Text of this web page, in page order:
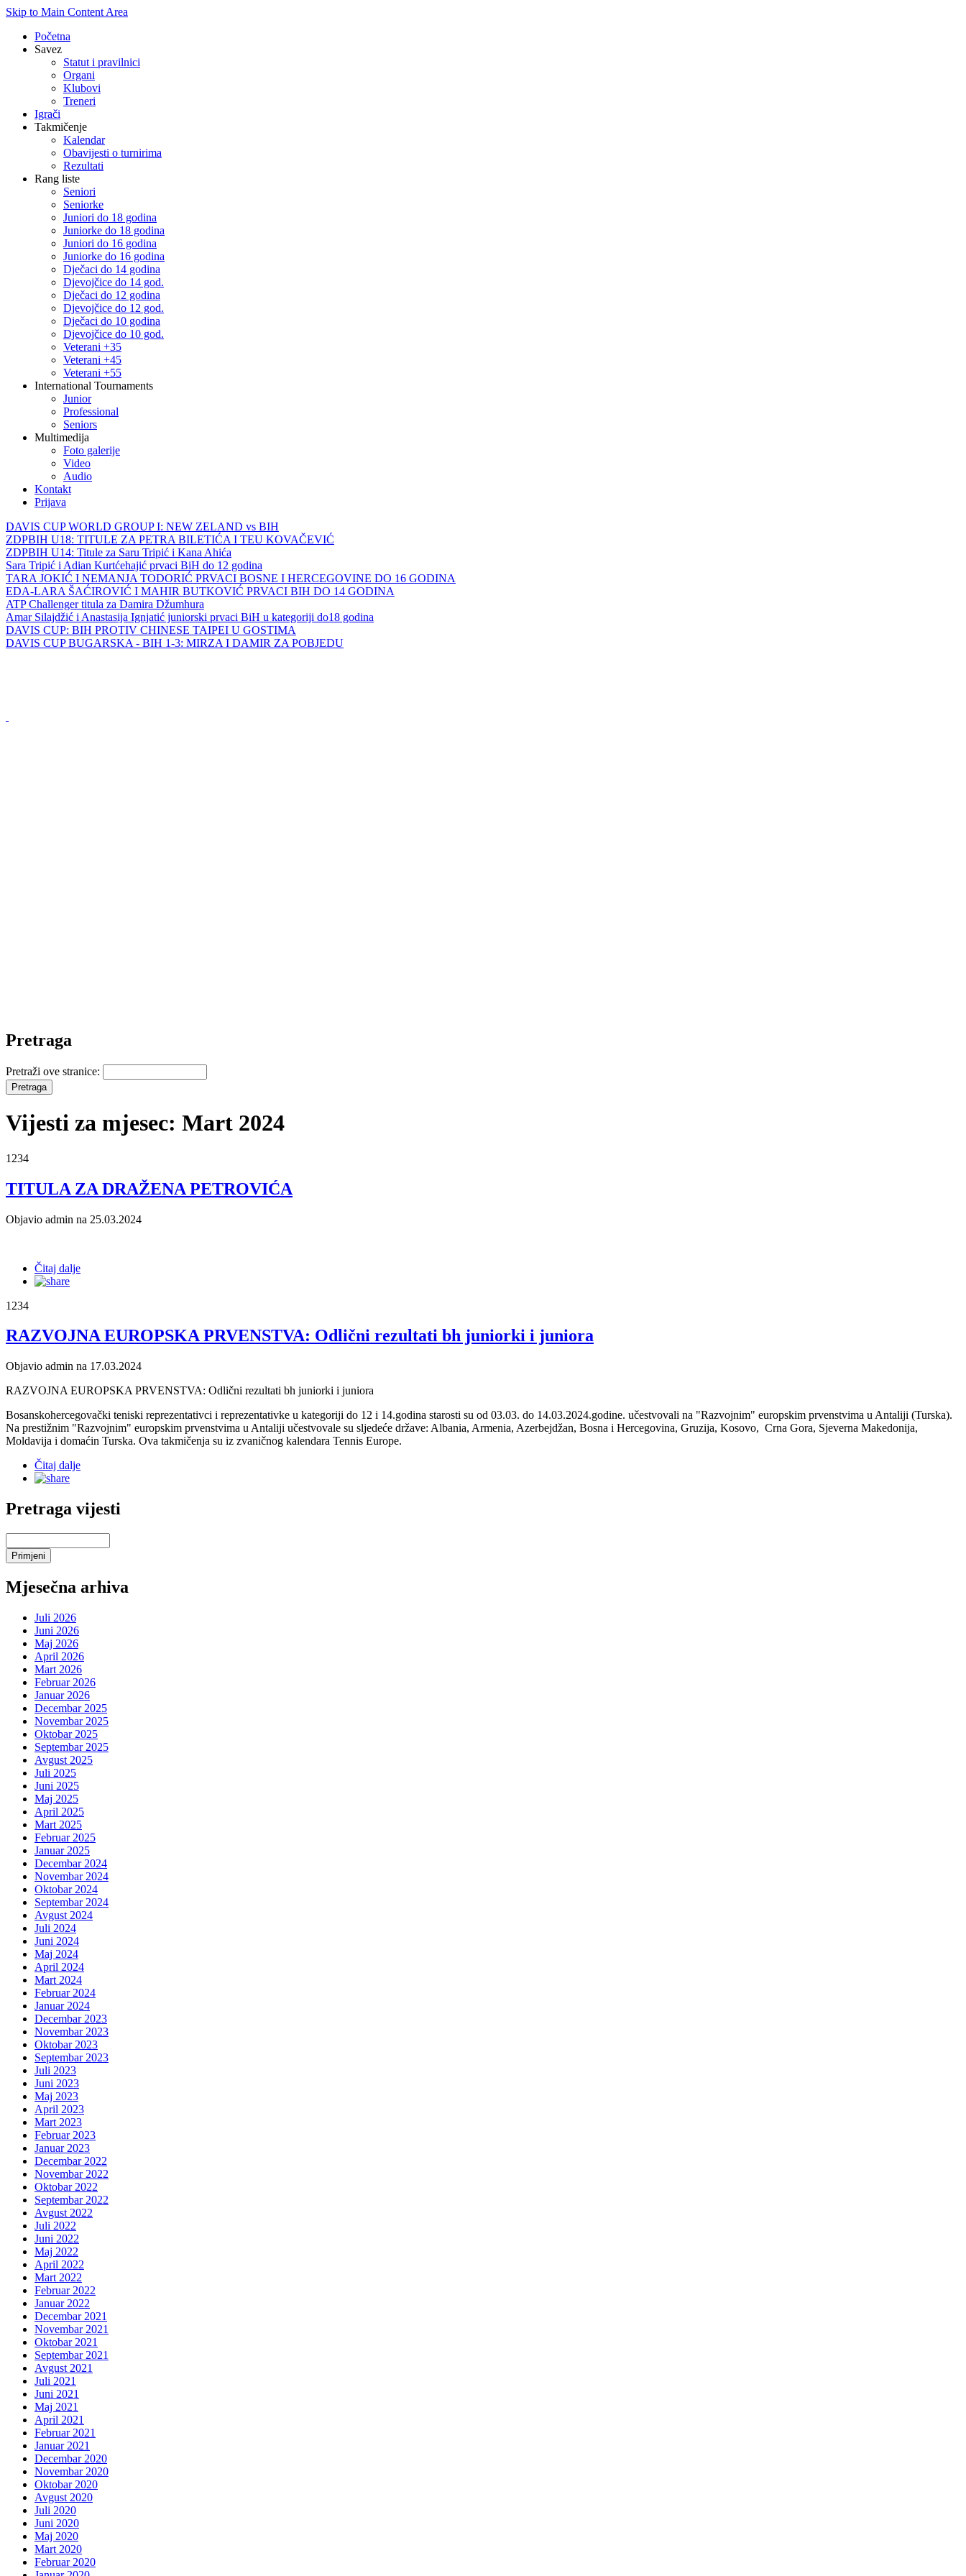
Skip to Main Content Area
Početna
Savez
Statut i pravilnici
Organi
Klubovi
Treneri
Igrači
Takmičenje
Kalendar
Obavijesti o turnirima
Rezultati
Rang liste
Seniori
Seniorke
Juniori do 18 godina
Juniorke do 18 godina
Juniori do 16 godina
Juniorke do 16 godina
Dječaci do 14 godina
Djevojčice do 14 god.
Dječaci do 12 godina
Djevojčice do 12 god.
Dječaci do 10 godina
Djevojčice do 10 god.
Veterani +35
Veterani +45
Veterani +55
International Tournaments
Junior
Professional
Seniors
Multimedija
Foto galerije
Video
Audio
Kontakt
Prijava
DAVIS CUP WORLD GROUP I: NEW ZELAND vs BIH
ZDPBIH U18: TITULE ZA PETRA BILETIĆA I TEU KOVAČEVIĆ
ZDPBIH U14: Titule za Saru Tripić i Kana Ahića
Sara Tripić i Adian Kurtćehajić prvaci BiH do 12 godina
TARA JOKIĆ I NEMANJA TODORIĆ PRVACI BOSNE I HERCEGOVINE DO 16 GODINA
EDA-LARA ŠAĆIROVIĆ I MAHIR BUTKOVIĆ PRVACI BIH DO 14 GODINA
ATP Challenger titula za Damira Džumhura
Amar Silajdžić i Anastasija Ignjatić juniorski prvaci BiH u kategoriji do18 godina
DAVIS CUP: BIH PROTIV CHINESE TAIPEI U GOSTIMA
DAVIS CUP BUGARSKA - BIH 1-3: MIRZA I DAMIR ZA POBJEDU
Pretraga
Pretraži ove stranice:
Vijesti za mjesec: Mart 2024
1234
TITULA ZA DRAŽENA PETROVIĆA
Objavio admin na 25.03.2024
Čitaj dalje
1234
RAZVOJNA EUROPSKA PRVENSTVA: Odlični rezultati bh juniorki i juniora
Objavio admin na 17.03.2024
RAZVOJNA EUROPSKA PRVENSTVA: Odlični rezultati bh juniorki i juniora
Bosanskohercegovački teniski reprezentativci i reprezentativke u kategoriji do 12 i 14.godina starosti su od 03.03. do 14.03.2024.godine. učestvovali na "Razvojnim" europskim prvenstvima u Antaliji (Turska).
Na prestižnim "Razvojnim" europskim prvenstvima u Antaliji učestvovale su sljedeće države: Albania, Armenia, Azerbejdžan, Bosna i Hercegovina, Gruzija, Kosovo, Crna Gora, Sjeverna Makedonija,
Moldavija i domaćin Turska. Ova takmičenja su iz zvaničnog kalendara Tennis Europe.
Čitaj dalje
Pretraga vijesti
Mjesečna arhiva
Juli 2026
Juni 2026
Maj 2026
April 2026
Mart 2026
Februar 2026
Januar 2026
Decembar 2025
Novembar 2025
Oktobar 2025
Septembar 2025
Avgust 2025
Juli 2025
Juni 2025
Maj 2025
April 2025
Mart 2025
Februar 2025
Januar 2025
Decembar 2024
Novembar 2024
Oktobar 2024
Septembar 2024
Avgust 2024
Juli 2024
Juni 2024
Maj 2024
April 2024
Mart 2024
Februar 2024
Januar 2024
Decembar 2023
Novembar 2023
Oktobar 2023
Septembar 2023
Juli 2023
Juni 2023
Maj 2023
April 2023
Mart 2023
Februar 2023
Januar 2023
Decembar 2022
Novembar 2022
Oktobar 2022
Septembar 2022
Avgust 2022
Juli 2022
Juni 2022
Maj 2022
April 2022
Mart 2022
Februar 2022
Januar 2022
Decembar 2021
Novembar 2021
Oktobar 2021
Septembar 2021
Avgust 2021
Juli 2021
Juni 2021
Maj 2021
April 2021
Februar 2021
Januar 2021
Decembar 2020
Novembar 2020
Oktobar 2020
Avgust 2020
Juli 2020
Juni 2020
Maj 2020
Mart 2020
Februar 2020